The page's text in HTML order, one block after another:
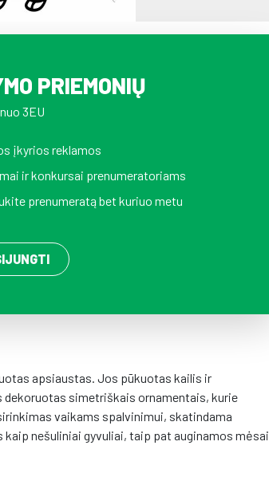
PRIEMONIŲ
3EU
įkyrios reklamos
ir konkursai prenumeratoriams
prenumeratą bet kuriuo metu
apsiaustas. Jos pūkuotas kailis ir
simetriškais ornamentais, kurie
vaikams spalvinimui, skatindama
nešuliniai gyvuliai, taip pat auginamos mėsai